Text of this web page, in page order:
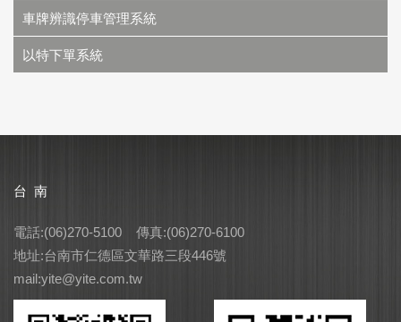
車牌辨識停車管理系統
以特下單系統
台 南
電話:(06)270-5100 傳真:(06)270-6100
地址:台南市仁德區文華路三段446號
mail:yite@yite.com.tw